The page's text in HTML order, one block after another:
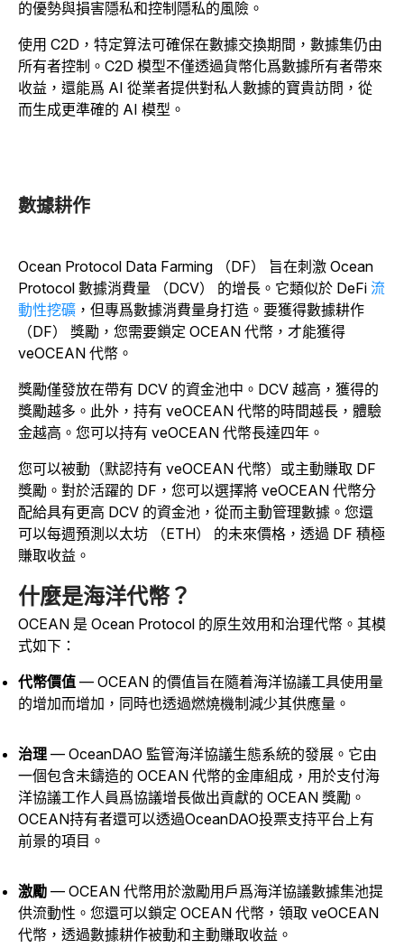
的優勢與損害隱私和控制隱私的風險。
使用 C2D，特定算法可確保在數據交換期間，數據集仍由
所有者控制。C2D 模型不僅透過貨幣化爲數據所有者帶來
收益，還能爲 AI 從業者提供對私人數據的寶貴訪問，從
而生成更準確的 AI 模型。
數據耕作
Ocean Protocol Data Farming （DF） 旨在刺激 Ocean
Protocol 數據消費量 （DCV） 的增長。它類似於 DeFi 流
動性挖礦 ，但專爲數據消費量身打造。要獲得數據耕作
（DF） 獎勵，您需要鎖定 OCEAN 代幣，才能獲得
veOCEAN 代幣。
獎勵僅發放在帶有 DCV 的資金池中。DCV 越高，獲得的
獎勵越多。此外，持有 veOCEAN 代幣的時間越長，體驗
金越高。您可以持有 veOCEAN 代幣長達四年。
您可以被動（默認持有 veOCEAN 代幣）或主動賺取 DF
獎勵。對於活躍的 DF，您可以選擇將 veOCEAN 代幣分
配給具有更高 DCV 的資金池，從而主動管理數據。您還
可以每週預測以太坊 （ETH） 的未來價格，透過 DF 積極
賺取收益。
什麼是海洋代幣？
OCEAN 是 Ocean Protocol 的原生效用和治理代幣。其模
式如下：
代幣價值 — OCEAN 的價值旨在隨着海洋協議工具使用量
的增加而增加，同時也透過燃燒機制減少其供應量。
治理 — OceanDAO 監管海洋協議生態系統的發展。它由
一個包含未鑄造的 OCEAN 代幣的金庫組成，用於支付海
洋協議工作人員爲協議增長做出貢獻的 OCEAN 獎勵。
OCEAN持有者還可以透過OceanDAO投票支持平台上有
前景的項目。
激勵 — OCEAN 代幣用於激勵用戶爲海洋協議數據集池提
供流動性。您還可以鎖定 OCEAN 代幣，領取 veOCEAN
代幣，透過數據耕作被動和主動賺取收益。